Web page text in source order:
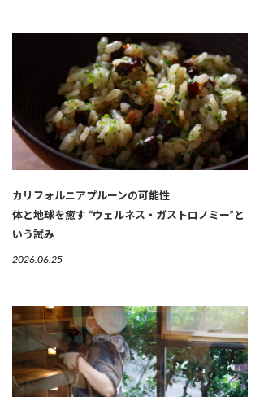
カリフォルニアプルーンの可能性
体と地球を癒す “ウェルネス・ガストロノミー”と
いう試み
2026.06.25